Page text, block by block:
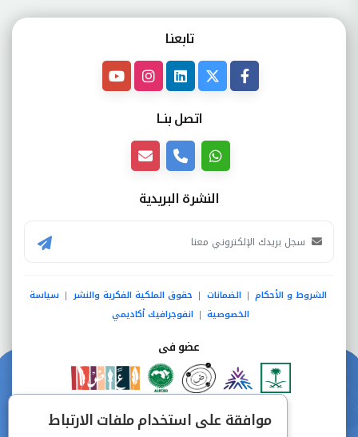
تابعنـا
اتصل بنــا
النشرة البريدية
الشروط و الأحكام | الضمانات | حقوق الملكية الفكرية والنشر | سياسة
الخصوصية | انفوجرافيك أكاديمي
عضو فى
دفع آمن من خلال
موافقة على استخدام ملفات الارتباط